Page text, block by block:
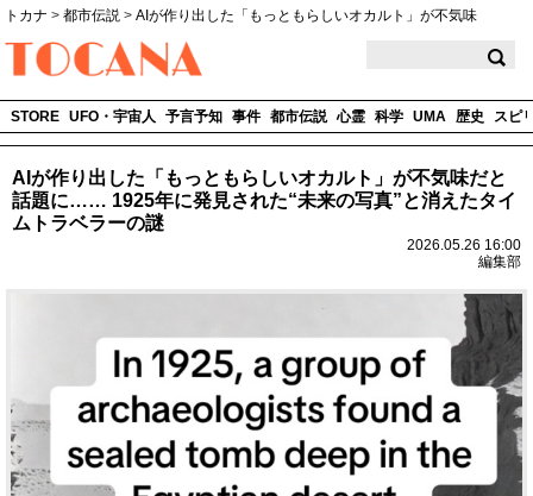
トカナ > 都市伝説 > AIが作り出した「もっともらしいオカルト」が不気味
STORE UFO・宇宙人 予言予知 事件 都市伝説 心霊 科学 UMA 歴史 スピ
AIが作り出した「もっともらしいオカルト」が不気味だと
話題に…… 1925年に発見された“未来の写真”と消えたタイ
ムトラベラーの謎
2026.05.26 16:00
編集部